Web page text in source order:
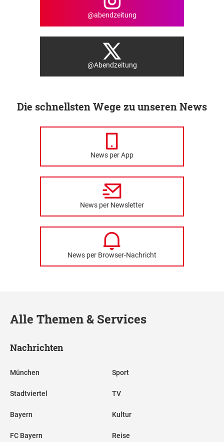
@abendzeitung
@Abendzeitung
Die schnellsten Wege zu unseren News
News per App
News per Newsletter
News per Browser-Nachricht
Alle Themen & Services
Nachrichten
München
Stadtviertel
Bayern
FC Bayern
Sport
TV
Kultur
Reise